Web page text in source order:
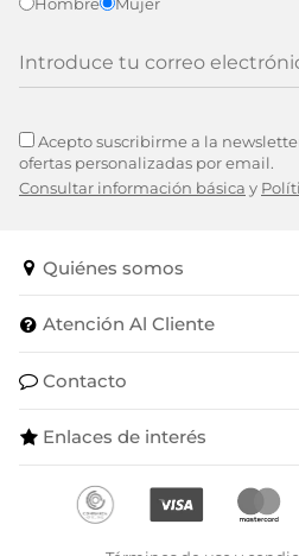
Acepto suscribirme a la
ofertas personalizadas por email.
Consultar información básica y
Quiénes somos
Atención Al Cliente
Contacto
Enlaces de interés